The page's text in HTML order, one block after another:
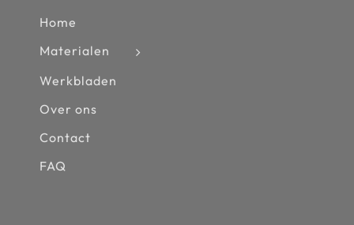
Home
Materialen
Werkbladen
Over ons
Contact
FAQ